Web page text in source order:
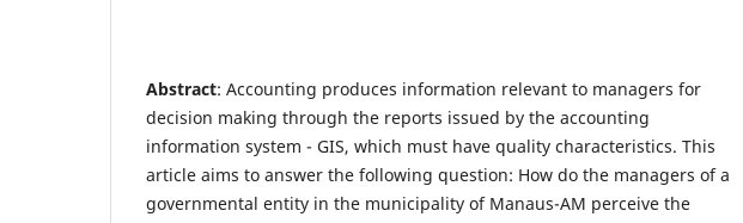
Abstract: Accounting produces information relevant to managers for
decision making through the reports issued by the accounting
information system - GIS, which must have quality characteristics. This
article aims to answer the following question: How do the managers of a
governmental entity in the municipality of Manaus-AM perceive the